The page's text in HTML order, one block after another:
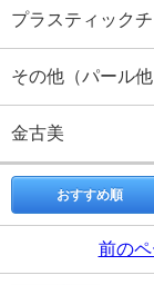
プラスティック
その他（パール他
金古美
おすすめ順
前の